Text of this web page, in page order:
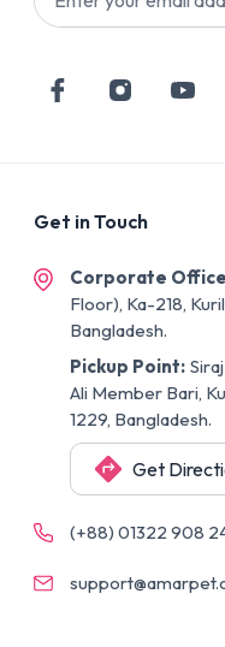
Get in Touch
Corporate
Floor), Ka-218,
Bangladesh.
Pickup Point:
Ali Member Bari,
1229, Bangladesh.
Get
(+88) 01322 908